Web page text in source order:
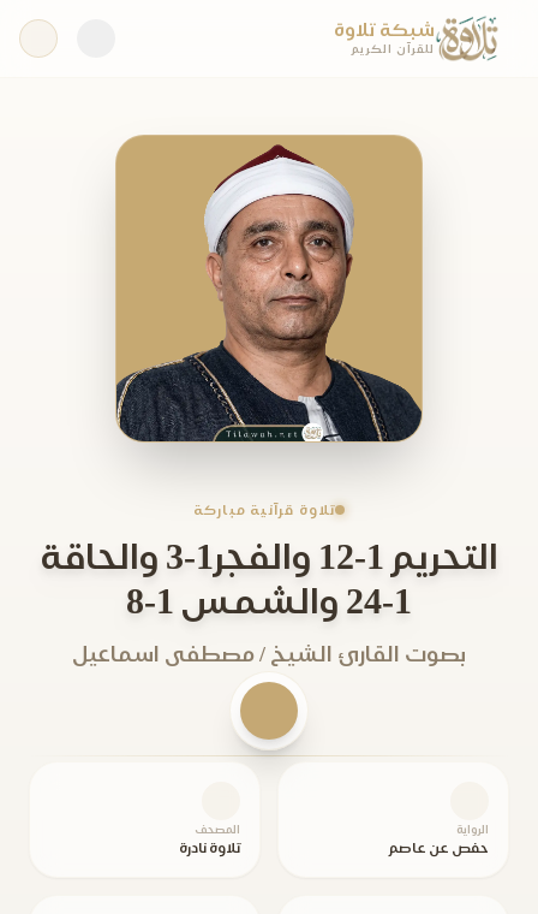
شبكة تلاوة
للقرآن الكريم
تلاوة قرآنية مباركة
التحريم 1-12 والفجر1-3 والحاقة
1-24 والشمس 1-8
بصوت القارئ الشيخ / مصطفى اسماعيل
الرواية
حفص عن عاصم
المصحف
تلاوة نادرة